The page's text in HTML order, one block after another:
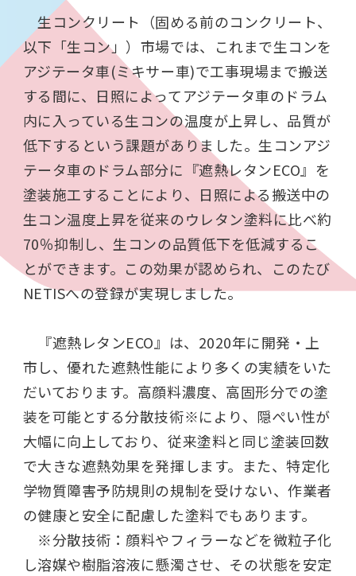
生コンクリート（固める前のコンクリート、
以下「生コン」）市場では、これまで生コンを
アジテータ車(ミキサー車)で工事現場まで搬送
する間に、日照によってアジテータ車のドラム
内に入っている生コンの温度が上昇し、品質が
低下するという課題がありました。生コンアジ
テータ車のドラム部分に『遮熱レタンECO』を
塗装施工することにより、日照による搬送中の
生コン温度上昇を従来のウレタン塗料に比べ約
70％抑制し、生コンの品質低下を低減するこ
とができます。この効果が認められ、このたび
NETISへの登録が実現しました。
『遮熱レタンECO』は、2020年に開発・上
市し、優れた遮熱性能により多くの実績をいた
だいております。高顔料濃度、高固形分での塗
装を可能とする分散技術※により、隠ぺい性が
大幅に向上しており、従来塗料と同じ塗装回数
で大きな遮熱効果を発揮します。また、特定化
学物質障害予防規則の規制を受けない、作業者
の健康と安全に配慮した塗料でもあります。
※分散技術：顔料やフィラーなどを微粒子化
し溶媒や樹脂溶液に懸濁させ、その状態を安定